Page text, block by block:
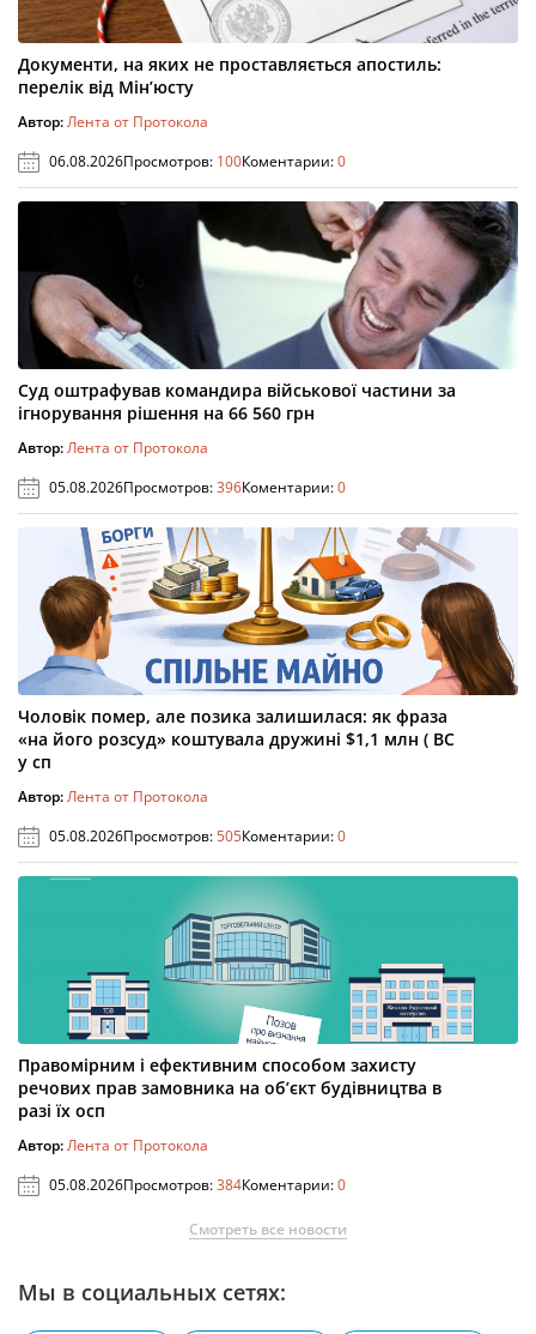
Документи, на яких не проставляється апостиль:
перелік від Мін’юсту
Автор:Лента от Протокола
06.08.2026Просмотров: 100Коментарии:0
Суд оштрафував командира військової частини за
ігнорування рішення на 66 560 грн
Автор:Лента от Протокола
05.08.2026Просмотров:396Коментарии:0
Чоловік помер, але позика залишилася: як фраза
«на його розсуд» коштувала дружині $1,1 млн ( ВС
у сп
Автор:Лента от Протокола
05.08.2026Просмотров:505Коментарии:0
Правомірним і ефективним способом захисту
речових прав замовника на об’єкт будівництва в
разі їх осп
Автор:Лента от Протокола
05.08.2026Просмотров:384Коментарии:0
Смотреть все новости
Мы в социальных сетях: